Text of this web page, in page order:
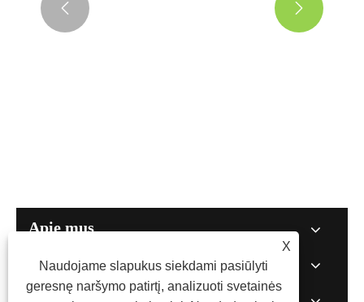
 
Apie mus
Produktai
X
Naudojame slapukus siekdami pasiūlyti
geresnę naršymo patirtį, analizuoti svetainės